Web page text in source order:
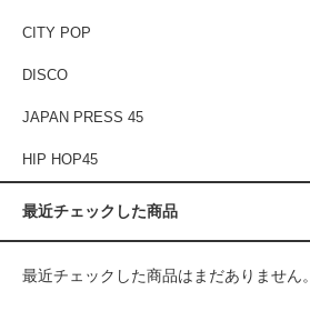
CITY POP
DISCO
JAPAN PRESS 45
HIP HOP45
最近チェックした商品
最近チェックした商品はまだありません。